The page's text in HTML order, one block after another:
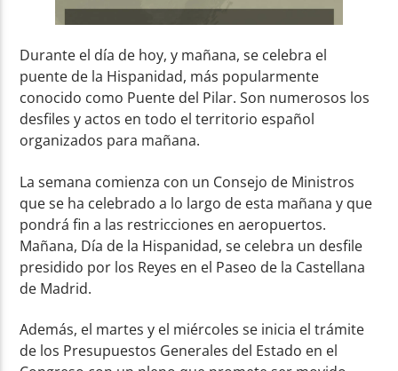
Durante el día de hoy, y mañana, se celebra el
puente de la Hispanidad, más popularmente
conocido como Puente del Pilar. Son numerosos los
desfiles y actos en todo el territorio español
organizados para mañana.
La semana comienza con un Consejo de Ministros
que se ha celebrado a lo largo de esta mañana y que
pondrá fin a las restricciones en aeropuertos.
Mañana, Día de la Hispanidad, se celebra un desfile
presidido por los Reyes en el Paseo de la Castellana
de Madrid.
Además, el martes y el miércoles se inicia el trámite
de los Presupuestos Generales del Estado en el